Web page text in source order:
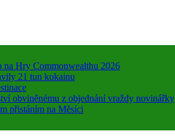
na Hry Commonwealthu 2026
21 tun kokainu
obviněnému z objednání vraždy novinářky
přistáním na Měsíci